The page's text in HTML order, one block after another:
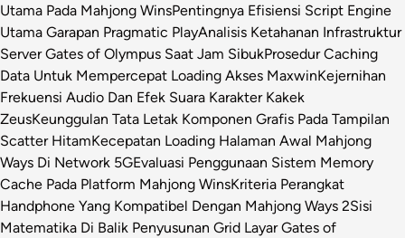
Utama Pada Mahjong WinsPentingnya Efisiensi Script Engine
Utama Garapan Pragmatic PlayAnalisis Ketahanan Infrastruktur
Server Gates of Olympus Saat Jam SibukProsedur Caching
Data Untuk Mempercepat Loading Akses MaxwinKejernihan
Frekuensi Audio Dan Efek Suara Karakter Kakek
ZeusKeunggulan Tata Letak Komponen Grafis Pada Tampilan
Scatter HitamKecepatan Loading Halaman Awal Mahjong
Ways Di Network 5GEvaluasi Penggunaan Sistem Memory
Cache Pada Platform Mahjong WinsKriteria Perangkat
Handphone Yang Kompatibel Dengan Mahjong Ways 2Sisi
Matematika Di Balik Penyusunan Grid Layar Gates of